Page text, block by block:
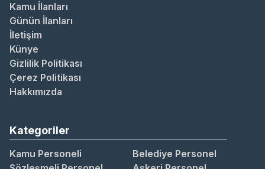
Kamu İlanları
Günün İlanları
İletişim
Künye
Gizlilik Politikası
Çerez Politikası
Hakkımızda
Kategoriler
Kamu Personeli
Belediye Personel